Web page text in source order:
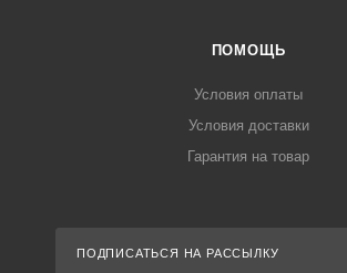
ПОМОЩЬ
Условия оплаты
Условия доставки
Гарантия на товар
ПОДПИСАТЬСЯ НА РАССЫЛКУ